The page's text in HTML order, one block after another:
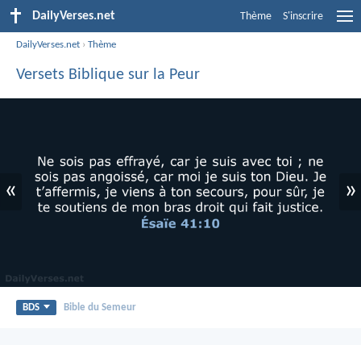
DailyVerses.net Thème S'inscrire
DailyVerses.net ›Thème
Versets Biblique sur la Peur
« »
BDS Bible du Semeur